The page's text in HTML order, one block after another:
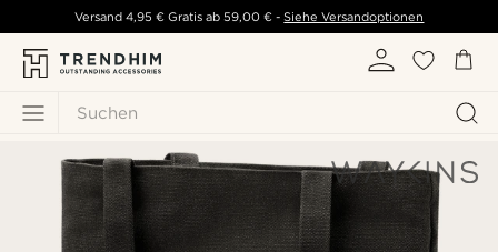
Suchen
Versand 4,95 € Gratis ab59,00 € - Siehe Versandoptionen